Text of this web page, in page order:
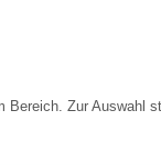
Zur Auswahl